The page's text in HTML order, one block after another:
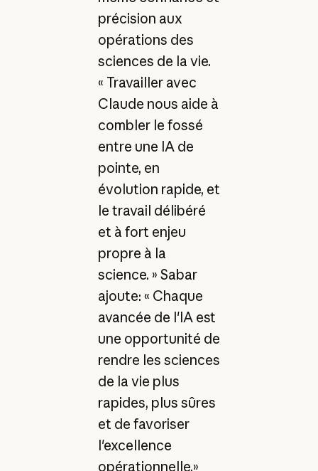
précision aux
opérations des
sciences de la vie.
« Travailler avec
Claude nous aide à
combler le fossé
entre une IA de
pointe, en
évolution rapide, et
le travail délibéré
et à fort enjeu
propre à la
science. » Sabar
ajoute: « Chaque
avancée de l'IA est
une opportunité de
rendre les sciences
de la vie plus
rapides, plus sûres
et de favoriser
l'excellence
opérationnelle.»